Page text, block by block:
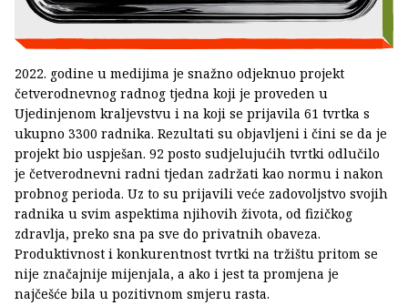
2022. godine u medijima je snažno odjeknuo projekt
četverodnevnog radnog tjedna koji je proveden u
Ujedinjenom kraljevstvu i na koji se prijavila 61 tvrtka s
ukupno 3300 radnika. Rezultati su objavljeni i čini se da je
projekt bio uspješan. 92 posto sudjelujućih tvrtki odlučilo
je četverodnevni radni tjedan zadržati kao normu i nakon
probnog perioda. Uz to su prijavili veće zadovoljstvo svojih
radnika u svim aspektima njihovih života, od fizičkog
zdravlja, preko sna pa sve do privatnih obaveza.
Produktivnost i konkurentnost tvrtki na tržištu pritom se
nije značajnije mijenjala, a ako i jest ta promjena je
najčešće bila u pozitivnom smjeru rasta.